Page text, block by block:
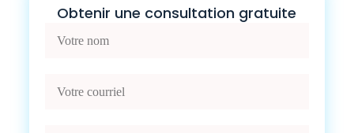
Obtenir une consultation gratuite